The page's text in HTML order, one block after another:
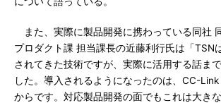
また、実際に製品開発に携わっている同社
プロダクト課 担当課長の近藤利行氏は「TSN
されてきた技術ですが、実際に活用する話ま
した。導入されるようになったのは、CC-
からです。対応製品開発の面でもこれは大き